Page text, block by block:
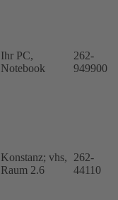
Ihr PC,
Notebook
262-
949900
Konstanz; vhs,
Raum 2.6
262-
44110